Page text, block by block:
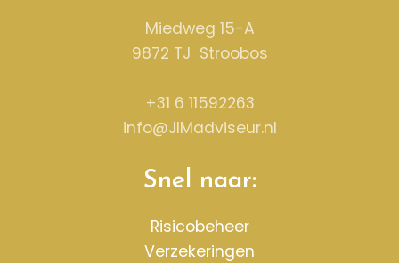
Miedweg 15-A
9872 TJ Stroobos
+31 6 11592263
info@JIMadviseur.nl
Snel naar:
Risicobeheer
Verzekeringen